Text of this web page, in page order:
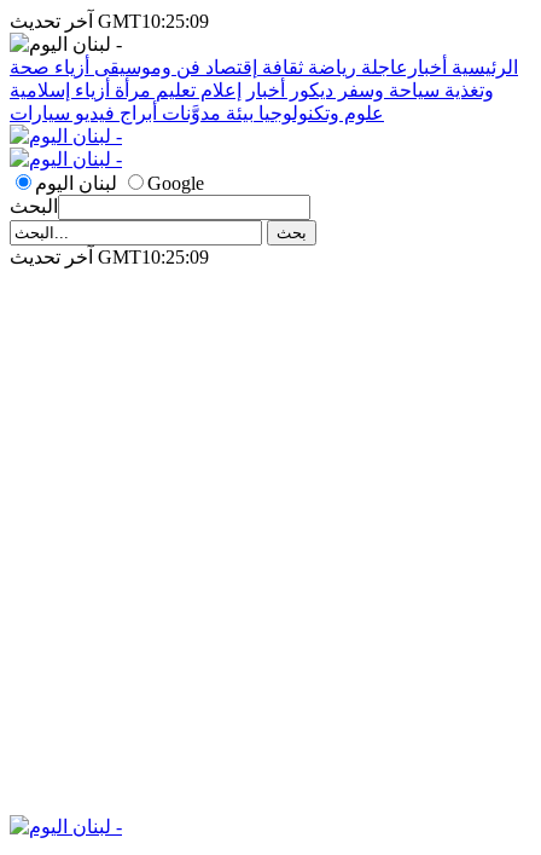
آخر تحديث GMT10:25:09
الرئيسية أخبارعاجلة رياضة ثقافة إقتصاد فن وموسيقى أزياء صحة
وتغذية سياحة وسفر ديكور أخبار إعلام تعليم مرأة أزياء إسلامية
علوم وتكنولوجيا بيئة مدوَّنات أبراج فيديو سيارات
لبنان اليوم
Google
البحث
آخر تحديث GMT10:25:09